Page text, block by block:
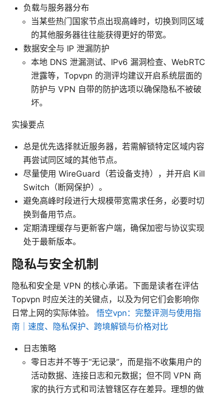
负载与服务器分布
当某些热门国家节点出现高峰时，切换到同区域
的其他服务器往往能获得更好的带宽。
数据安全与 IP 泄漏防护
本地 DNS 泄漏测试、IPv6 漏洞检查、WebRTC
泄露等，Topvpn 的测评均建议开启系统层面的
防护与 VPN 自带的防护选项以确保隐私不被破
坏。
实操要点
总是优先选择就近服务器，若需解锁特定区域内容
再尝试同区域的其他节点。
尽量使用 WireGuard（若设备支持），并开启 Kill
Switch（断网保护）。
避免高峰时段进行大规模带宽需求任务，必要时切
换到备用节点。
定期清理缓存与更新客户端，确保加密与协议实现
处于最新版本。
隐私与安全机制
隐私和安全是 VPN 的核心承诺。下面是读者在评估
Topvpn 时应关注的关键点，以及为何它们会影响你
日常上网的实际体验。 悟空vpn：完整评测与使用指
南｜速度、隐私保护、跨境解锁与价格对比
日志策略
零日志并不等于“无记录”，而是指不收集用户的
活动数据、连接日志和元数据；但不同 VPN 商
家的执行方式和司法管辖区存在差异。理想的做